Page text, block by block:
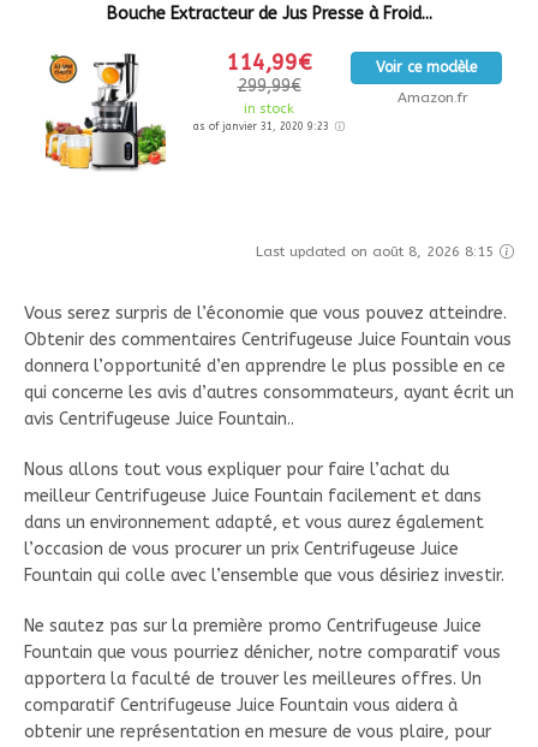
Bouche Extracteur de Jus Presse à Froid...
114,99€
299,99€
in stock
as of janvier 31, 2020 9:23
Voir ce modèle
Amazon.fr
Last updated on août 8, 2026 8:15
Vous serez surpris de l’économie que vous pouvez atteindre.
Obtenir des commentaires Centrifugeuse Juice Fountain vous
donnera l’opportunité d’en apprendre le plus possible en ce
qui concerne les avis d’autres consommateurs, ayant écrit un
avis Centrifugeuse Juice Fountain..
Nous allons tout vous expliquer pour faire l’achat du
meilleur Centrifugeuse Juice Fountain facilement et dans
dans un environnement adapté, et vous aurez également
l’occasion de vous procurer un prix Centrifugeuse Juice
Fountain qui colle avec l’ensemble que vous désiriez investir.
Ne sautez pas sur la première promo Centrifugeuse Juice
Fountain que vous pourriez dénicher, notre comparatif vous
apportera la faculté de trouver les meilleures offres. Un
comparatif Centrifugeuse Juice Fountain vous aidera à
obtenir une représentation en mesure de vous plaire, pour